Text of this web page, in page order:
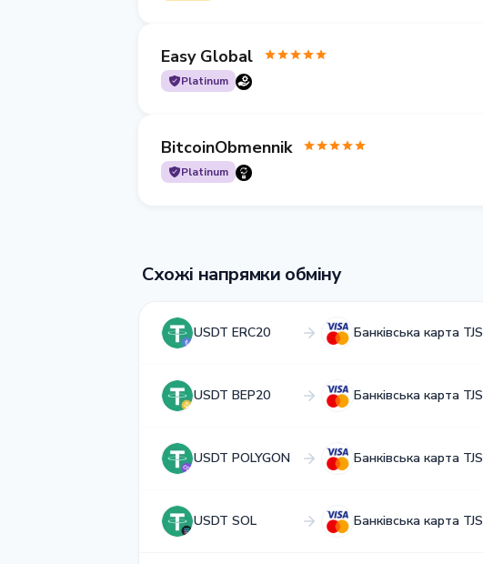
Easy Global
Platinum
BitcoinObmennik
Platinum
Схожі напрямки обміну
USDT ERC20 Банківська карта TJS
USDT BEP20 Банківська карта TJS
USDT POLYGON Банківська карта TJS
USDT SOL Банківська карта TJS